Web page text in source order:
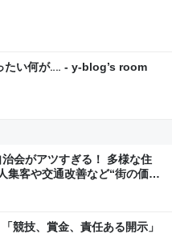
たい何が‥‥ - y-blog’s room
会がアツすぎる！ 多様な住
集客や交通改善など“街の価値
競技、賞金、責任ある開示」